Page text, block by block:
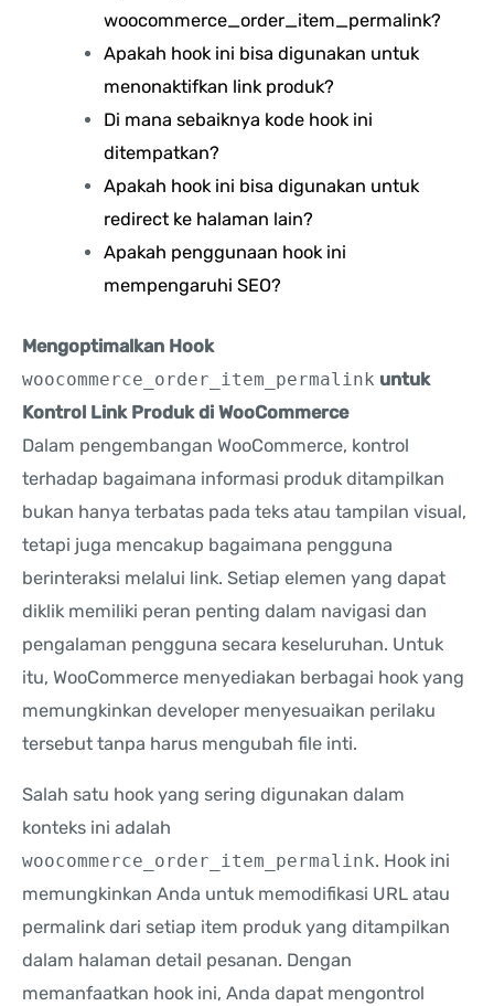
woocommerce_order_item_permalink?
Apakah hook ini bisa digunakan untuk
menonaktifkan link produk?
Di mana sebaiknya kode hook ini
ditempatkan?
Apakah hook ini bisa digunakan untuk
redirect ke halaman lain?
Apakah penggunaan hook ini
mempengaruhi SEO?
Mengoptimalkan Hook
woocommerce_order_item_permalink untuk
Kontrol Link Produk di WooCommerce
Dalam pengembangan WooCommerce, kontrol
terhadap bagaimana informasi produk ditampilkan
bukan hanya terbatas pada teks atau tampilan visual,
tetapi juga mencakup bagaimana pengguna
berinteraksi melalui link. Setiap elemen yang dapat
diklik memiliki peran penting dalam navigasi dan
pengalaman pengguna secara keseluruhan. Untuk
itu, WooCommerce menyediakan berbagai hook yang
memungkinkan developer menyesuaikan perilaku
tersebut tanpa harus mengubah file inti.
Salah satu hook yang sering digunakan dalam
konteks ini adalah
woocommerce_order_item_permalink. Hook ini
memungkinkan Anda untuk memodifikasi URL atau
permalink dari setiap item produk yang ditampilkan
dalam halaman detail pesanan. Dengan
memanfaatkan hook ini, Anda dapat mengontrol